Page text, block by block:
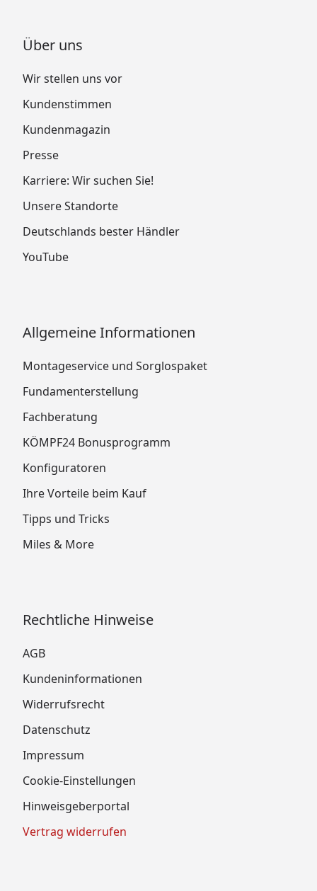
Über uns
Wir stellen uns vor
Kundenstimmen
Kundenmagazin
Presse
Karriere: Wir suchen Sie!
Unsere Standorte
Deutschlands bester Händler
YouTube
Allgemeine Informationen
Montageservice und Sorglospaket
Fundamenterstellung
Fachberatung
KÖMPF24 Bonusprogramm
Konfiguratoren
Ihre Vorteile beim Kauf
Tipps und Tricks
Miles & More
Rechtliche Hinweise
AGB
Kundeninformationen
Widerrufsrecht
Datenschutz
Impressum
Cookie-Einstellungen
Hinweisgeberportal
Vertrag widerrufen